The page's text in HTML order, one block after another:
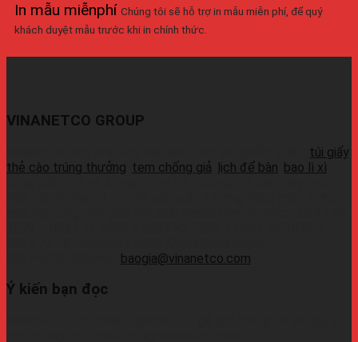
In mẫu miễnphí Chúng tôi sẽ hỗ trợ in mẫu miễn phí, để quý
khách duyệt mẫu trước khi in chính thức.
VINANETCO GROUP
túi giấy
thẻ cào trúng thưởng tem chống giả lịch để bàn bao lì xì
baogia@vinanetco.com
Ý kiến bạn đọc